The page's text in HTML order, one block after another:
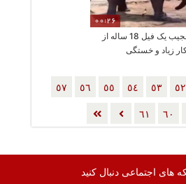
00:26
مردن عجیب یک فیل 18 ساله از
زیاد و خستگی
٥٢ ٥٣ ٥٤ ٥٥ ٥٦ ٥٧
٦٠ ٦١
های اجتماعی دنبال کنید